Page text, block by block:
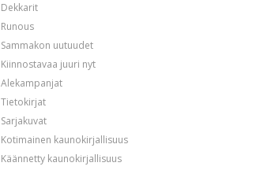
Dekkarit
Runous
Sammakon uutuudet
Kiinnostavaa juuri nyt
Alekampanjat
Tietokirjat
Sarjakuvat
Kotimainen kaunokirjallisuus
Käännetty kaunokirjallisuus